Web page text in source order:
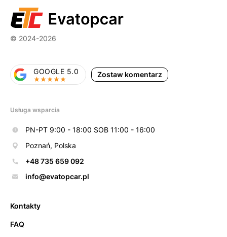
© 2024-2026
Zostaw komentarz
GOOGLE 5.0
Usługa wsparcia
PN-PT 9:00 - 18:00 SOB 11:00 - 16:00
Poznań, Polska
+48 735 659 092
info@evatopcar.pl
Kontakty
FAQ